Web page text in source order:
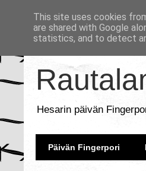
Hesarin päivän
Päivän Fingerpori
This site uses cookies
are shared with Google
statistics, and to detect